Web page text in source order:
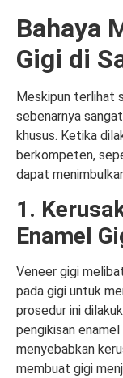
Bahaya
Gigi di
Meskipun terlihat
sebenarnya
khusus. Ketika
berkompeten,
dapat
1.
Enamel
Veneer gigi
pada gigi untuk
prosedur ini
pengikisan
menyebabkan
membuat gigi